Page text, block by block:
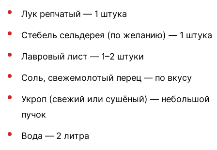
Лук репчатый — 1 штука
Стебель сельдерея (по желанию) — 1 штука
Лавровый лист — 1–2 штуки
Соль, свежемолотый перец — по вкусу
Укроп (свежий или сушёный) — небольшой
пучок
Вода — 2 литра